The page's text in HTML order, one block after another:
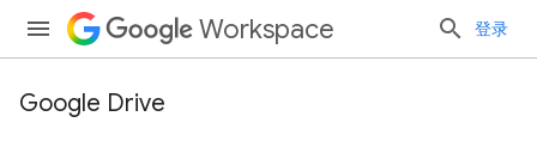
Workspace 登录
Google Drive